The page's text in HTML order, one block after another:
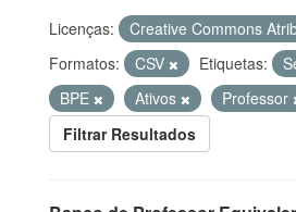
Licenças:
Creative Commons
Formatos:
CSV Etiquetas:
BPE
Ativos Professor
Filtrar Resultados